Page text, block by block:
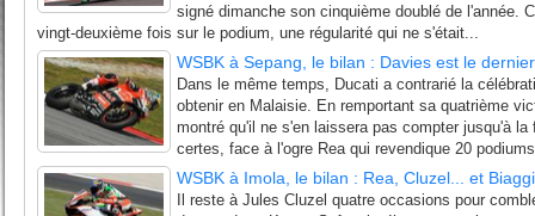
signé dimanche son cinquième doublé de l'année.
vingt-deuxième fois sur le podium, une régularité qui ne s'était...
WSBK à Sepang, le bilan : Davies est le
Dans le même temps, Ducati a contrarié la
obtenir en Malaisie. En remportant sa quatrième
montré qu'il ne s'en laissera pas compter jusqu'à la
certes, face à l'ogre Rea qui revendique 20
WSBK à Imola, le bilan : Rea, Cluzel... et
Il reste à Jules Cluzel quatre occasions pour